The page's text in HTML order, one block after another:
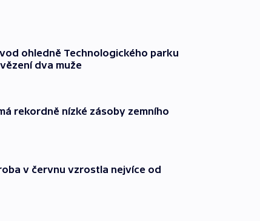
ohledně Technologického parku
dva muže
rekordně nízké zásoby zemního
v červnu vzrostla nejvíce od